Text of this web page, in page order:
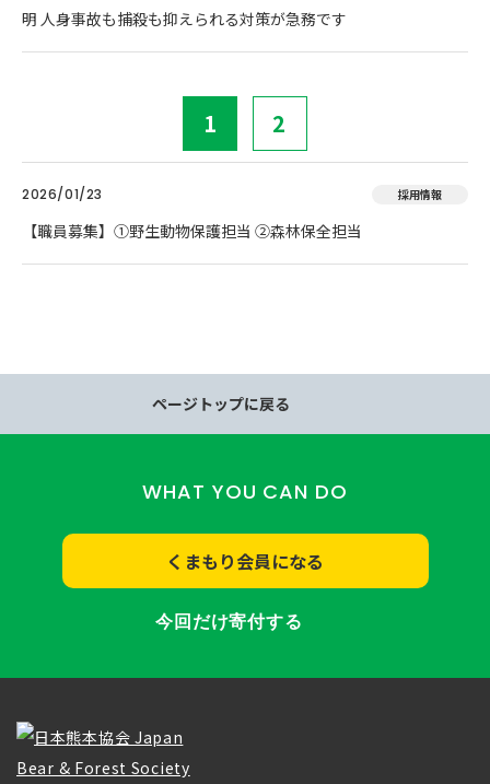
明 人身事故も捕殺も抑えられる対策が急務です
1 2
2026/01/23 採用情報
【職員募集】①野生動物保護担当 ②森林保全担当
ページトップに戻る
WHAT YOU CAN DO
くまもり会員になる
今回だけ寄付する